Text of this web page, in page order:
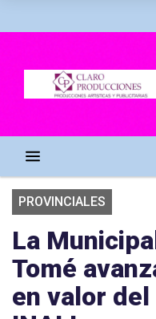
PROVINCIALES
La
Tomé
en valor